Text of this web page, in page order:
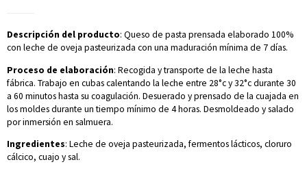
Descripción del producto: Queso de pasta prensada elaborado 100%
con leche de oveja pasteurizada con una maduración mínima de 7 días.
Proceso de elaboración: Recogida y transporte de la leche hasta
fábrica. Trabajo en cubas calentando la leche entre 28°c y 32°c durante 30
a 60 minutos hasta su coagulación. Desuerado y prensado de la cuajada en
los moldes durante un tiempo mínimo de 4 horas. Desmoldeado y salado
por inmersión en salmuera.
Ingredientes: Leche de oveja pasteurizada, fermentos lácticos, cloruro
cálcico, cuajo y sal.